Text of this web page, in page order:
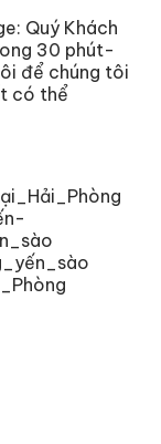
Quý Khách
30 phút-
để chúng tôi
có thể